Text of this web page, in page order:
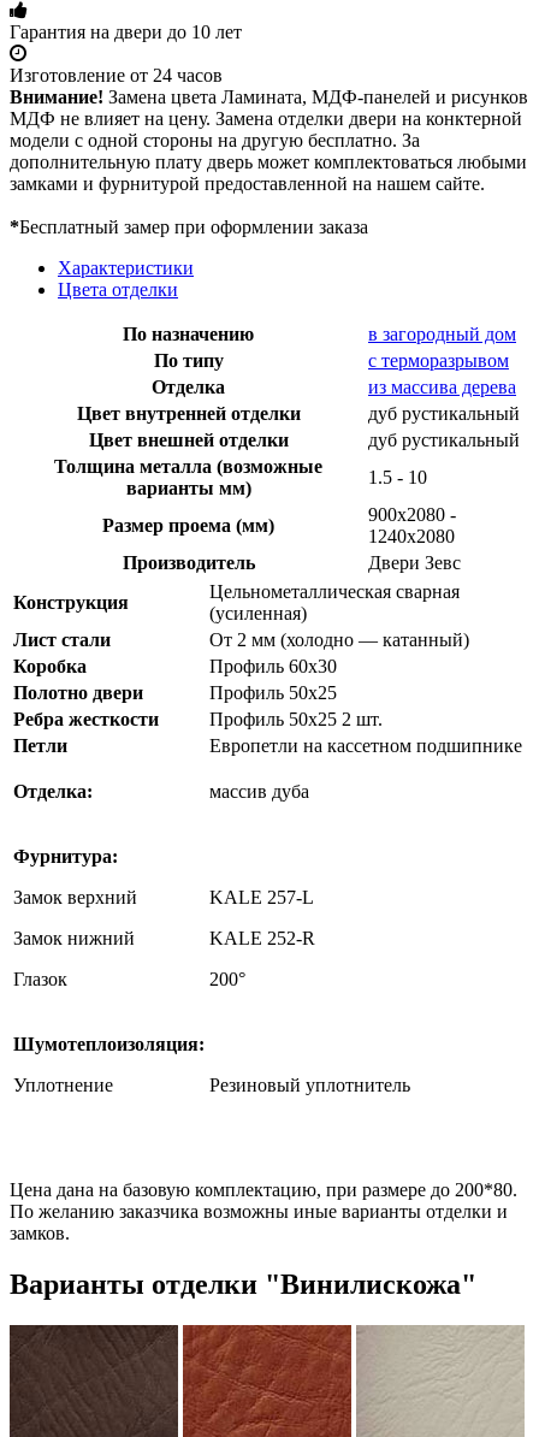
Гарантия на двери до 10 лет
Изготовление от 24 часов
Внимание! Замена цвета Ламината, МДФ-панелей и рисунков
МДФ не влияет на цену. Замена отделки двери на конктерной
модели с одной стороны на другую бесплатно. За
дополнительную плату дверь может комплектоваться любыми
замками и фурнитурой предоставленной на нашем сайте.
*Бесплатный замер при оформлении заказа
Характеристики
Цвета отделки
По назначению
в загородный дом
По типу
с терморазрывом
Отделка
из массива дерева
Цвет внутренней отделки
дуб рустикальный
Цвет внешней отделки
дуб рустикальный
Толщина металла (возможные
варианты мм)
1.5 - 10
Размер проема (мм)
900х2080 -
1240х2080
Производитель
Двери Зевс
Конструкция
Цельнометаллическая сварная
(усиленная)
Лист стали
От 2 мм (холодно — катанный)
Коробка
Профиль 60х30
Полотно двери
Профиль 50х25
Ребра жесткости
Профиль 50х25 2 шт.
Петли
Европетли на кассетном подшипнике
Отделка: массив дуба
Фурнитура:
Замок верхний
Замок нижний
Глазок
KALE 257-L
KALE 252-R
200°
Шумотеплоизоляция:
Уплотнение
Резиновый уплотнитель
Цена дана на базовую комплектацию, при размере до 200*80.
По желанию заказчика возможны иные варианты отделки и
замков.
Варианты отделки "Винилискожа"